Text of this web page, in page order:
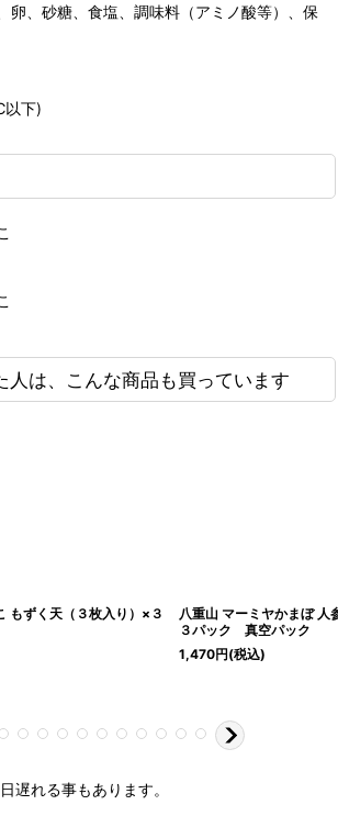
、砂糖、食塩、調味料（アミノ酸等）、保
下)
人は、こんな商品も買っています
もずく天（３枚入り）×３
八重山 マーミヤかまぼ
３パック 真空パック
1,470円(税込)
遅れる事もあります。